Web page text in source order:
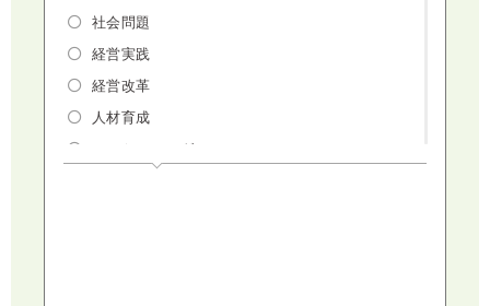
社会問題
経営実践
経営改革
人材育成
マーケティング